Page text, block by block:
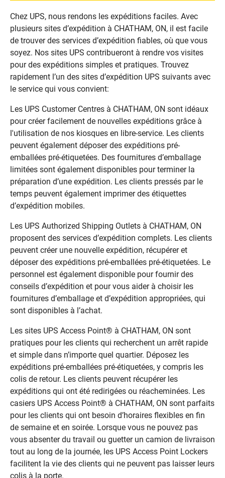
Chez UPS, nous rendons les expéditions faciles. Avec
plusieurs sites d’expédition à CHATHAM, ON, il est facile
de trouver des services d’expédition fiables, où que vous
soyez. Nos sites UPS contribueront à rendre vos visites
pour des expéditions simples et pratiques. Trouvez
rapidement l’un des sites d’expédition UPS suivants avec
le service qui vous convient:
Les UPS Customer Centres à CHATHAM, ON sont idéaux
pour créer facilement de nouvelles expéditions grâce à
l'utilisation de nos kiosques en libre-service. Les clients
peuvent également déposer des expéditions pré-
emballées pré-étiquetées. Des fournitures d’emballage
limitées sont également disponibles pour terminer la
préparation d’une expédition. Les clients pressés par le
temps peuvent également imprimer des étiquettes
d’expédition mobiles.
Les UPS Authorized Shipping Outlets à CHATHAM, ON
proposent des services d’expédition complets. Les clients
peuvent créer une nouvelle expédition, récupérer et
déposer des expéditions pré-emballées pré-étiquetées. Le
personnel est également disponible pour fournir des
conseils d’expédition et pour vous aider à choisir les
fournitures d’emballage et d’expédition appropriées, qui
sont disponibles à l’achat.
Les sites UPS Access Point® à CHATHAM, ON sont
pratiques pour les clients qui recherchent un arrêt rapide
et simple dans n’importe quel quartier. Déposez les
expéditions pré-emballées pré-étiquetées, y compris les
colis de retour. Les clients peuvent récupérer les
expéditions qui ont été redirigées ou réacheminées. Les
casiers UPS Access Point® à CHATHAM, ON sont parfaits
pour les clients qui ont besoin d’horaires flexibles en fin
de semaine et en soirée. Lorsque vous ne pouvez pas
vous absenter du travail ou guetter un camion de livraison
tout au long de la journée, les UPS Access Point Lockers
facilitent la vie des clients qui ne peuvent pas laisser leurs
colis à la porte.